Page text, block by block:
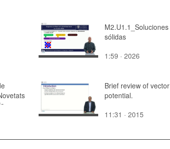
M2.U1.1_Soluciones
sólidas
1:59 · 2026
Gil
Brief review of vector
potential.
11:31 · 2015